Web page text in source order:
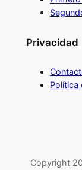
Privacidad
Política
Copyright